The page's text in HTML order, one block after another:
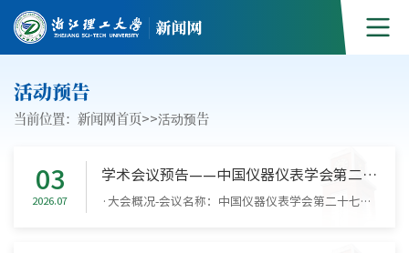
活动预告
当前位置： 新闻网首页>>活动预告
03
2026.07
学术会议预告——中国仪器仪表学会第二十七届青年学术会议（CJSI2026）
·大会概况-会议名称：中国仪器仪表学会第二十七届青年学术会议（CJSI2026）-会议时间：2026年7月10日-12日（10日全天报到，11日正式会议）-会议地点：杭州宝盛水博园大酒店（杭州市萧山区水博路118号）-主办单位：中国仪器仪表学会青年工作委员会-承办单位：浙江理工大学、中国计量大学、全省量子物态与光场调控重点实验室-支持单位：浙江舜创智能光学科技有限公司、杭州英联科技有限公司、河北省光电信息与地球探测技术重点实...